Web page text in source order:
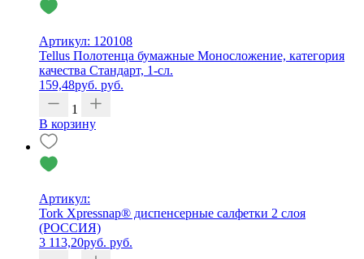
Артикул: 120108
Tellus Полотенца бумажные Моносложение, категория
качества Стандарт, 1-сл.
159,48руб. руб.
1
В корзину
Артикул:
Tork Xpressnap® диспенсерные салфетки 2 слоя
(РОССИЯ)
3 113,20руб. руб.